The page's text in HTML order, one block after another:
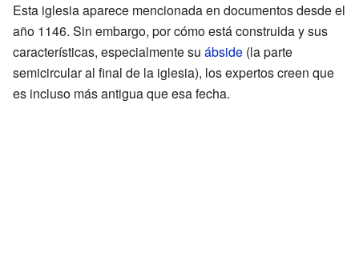
Esta iglesia aparece mencionada en documentos desde el
año 1146. Sin embargo, por cómo está construida y sus
características, especialmente su ábside (la parte
semicircular al final de la iglesia), los expertos creen que
es incluso más antigua que esa fecha.